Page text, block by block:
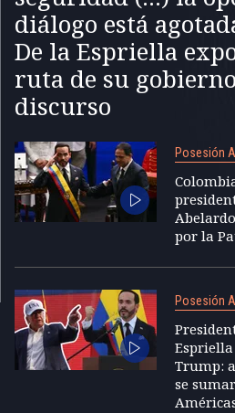
diálogo está
De la Espriella
ruta de su
discurso
Posesión
por la
Posesión
Trump:
se